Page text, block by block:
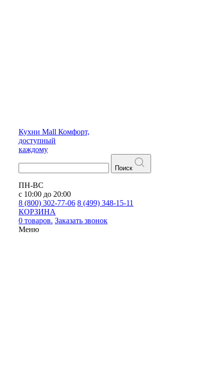
Кухни Mall Комфорт,
доступный
каждому
Поиск
ПН-ВС
с 10:00 до 20:00
8 (800) 302-77-06 8 (499) 348-15-11
КОРЗИНА
0 товаров. Заказать звонок
Меню